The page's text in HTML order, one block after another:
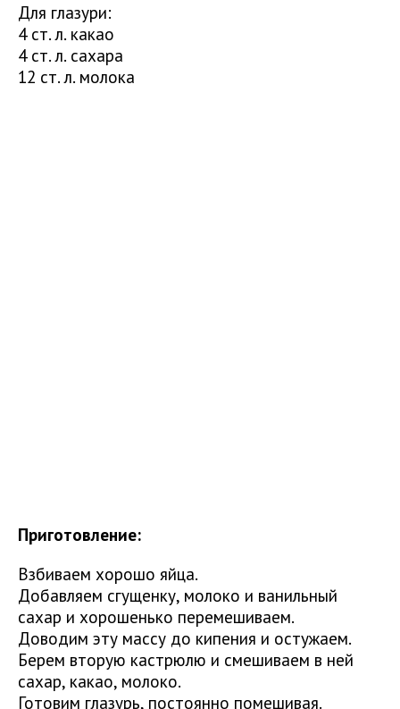
Для глазури:
4 ст. л. какао
4 ст. л. сахара
12 ст. л. молока
Приготовление:
Взбиваем хорошо яйца.
Добавляем сгущенку, молоко и ванильный
сахар и хорошенько перемешиваем.
Доводим эту массу до кипения и остужаем.
Берем вторую кастрюлю и смешиваем в ней
сахар, какао, молоко.
Готовим глазурь, постоянно помешивая.